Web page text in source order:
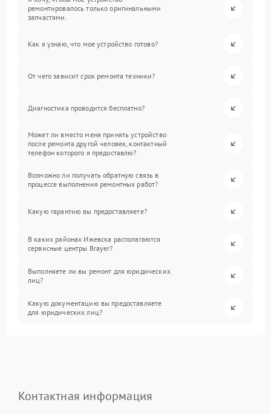
ремонтировалось только оригинальными
запчастями.
Как я узнаю, что мое устройство готово?
От чего зависит срок ремонта техники?
Диагностика проводится бесплатно?
Может ли вместо меня принять устройство
после ремонта другой человек, контактный
телефон которого я предоставлю?
Возможно ли получать обратную связь в
процессе выполнения ремонтных работ?
Какую гарантию вы предоставляете?
В каких районах Ижевска располагаются
сервисные центры Brayer?
Выполняете ли вы ремонт для юридических
лиц?
Какую документацию вы предоставляете
для юридических лиц?
Контактная информация